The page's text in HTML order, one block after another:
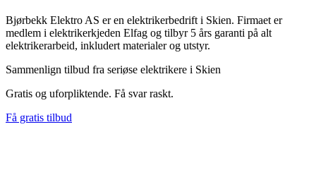
Bjørbekk Elektro AS er en elektrikerbedrift i Skien. Firmaet er
medlem i elektrikerkjeden Elfag og tilbyr 5 års garanti på alt
elektrikerarbeid, inkludert materialer og utstyr.
Sammenlign tilbud fra seriøse elektrikere i Skien
Gratis og uforpliktende. Få svar raskt.
Få gratis tilbud